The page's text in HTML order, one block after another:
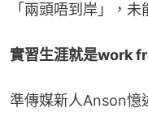
「兩頭唔到岸」，
實習生涯就是work
準傳媒新人Anson憶